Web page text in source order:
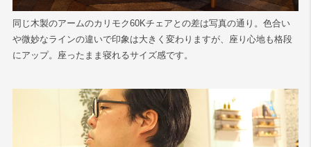
同じ木製のアームのカリモク60Kチェアとの差は写真の通り。色合い
や微妙なラインの違いで印象は大きく変わりますが、座り心地も格段
にアップ。座ったまま寝れるサイズ感です。